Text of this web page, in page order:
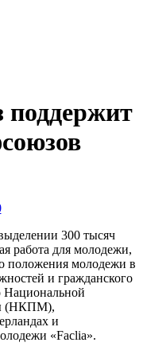
поддержит
300 тысяч
работа для молодежи,
положения молодежи в
и гражданского
Национальной
(НКПМ),
и
«Faclia».